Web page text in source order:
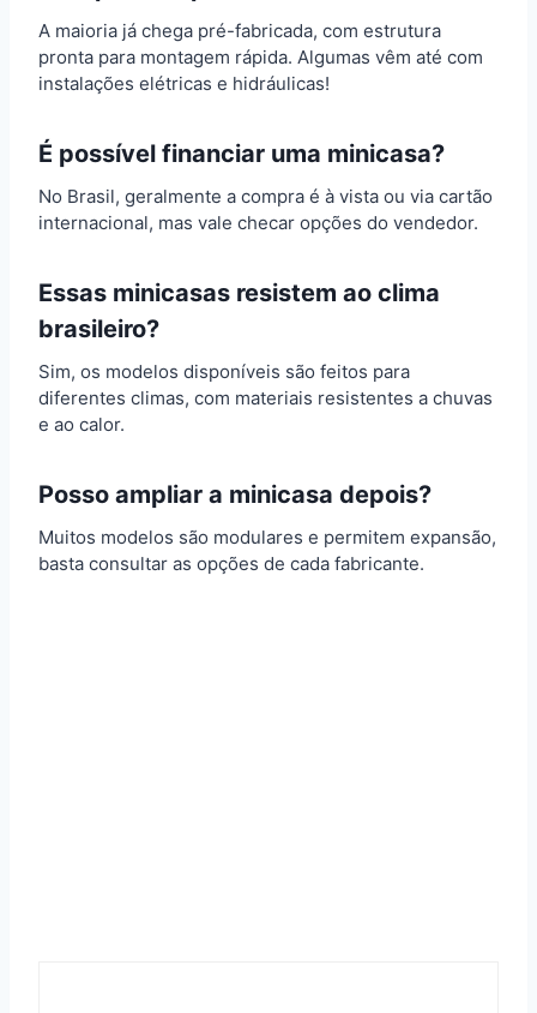
A maioria já chega pré-fabricada, com estrutura
pronta para montagem rápida. Algumas vêm até com
instalações elétricas e hidráulicas!
É possível financiar uma minicasa?
No Brasil, geralmente a compra é à vista ou via cartão
internacional, mas vale checar opções do vendedor.
Essas minicasas resistem ao clima
brasileiro?
Sim, os modelos disponíveis são feitos para
diferentes climas, com materiais resistentes a chuvas
e ao calor.
Posso ampliar a minicasa depois?
Muitos modelos são modulares e permitem expansão,
basta consultar as opções de cada fabricante.